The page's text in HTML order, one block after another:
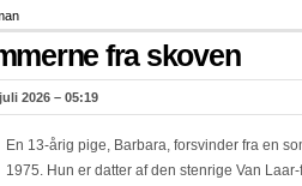
fra skoven
2026 – 05:19
En 13-årig pige, Barbara, forsvinder fra en
1975. Hun er datter af den stenrige Van